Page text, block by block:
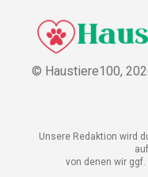
© Haustiere100,
Unsere Redaktion wird
von denen wir